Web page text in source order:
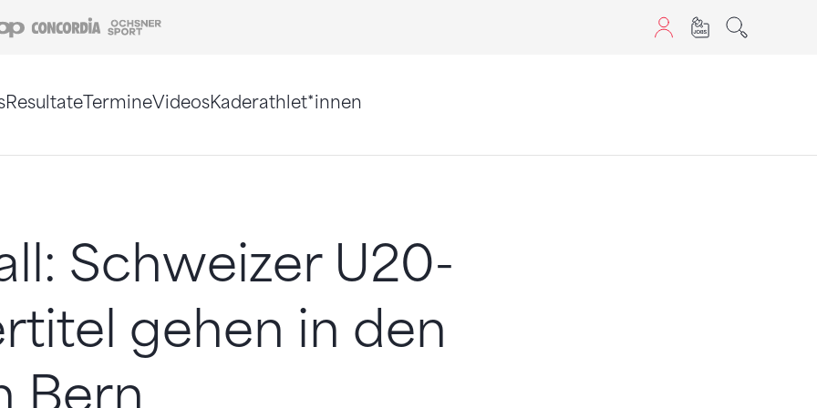
Coop Concordia
ResultateTermineVideosKaderathlet*innen
Schweizer U20-
gehen in den
Bern